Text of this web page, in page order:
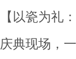
瓷为礼：
现场，一